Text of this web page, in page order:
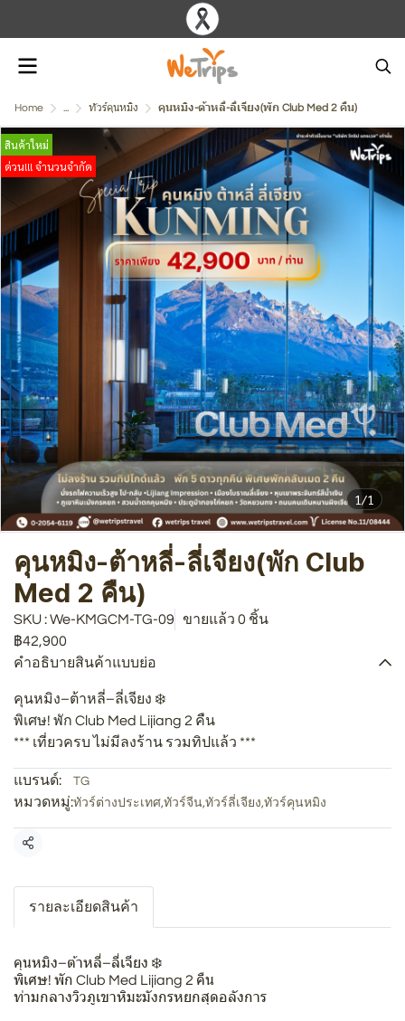
Home ... ทัวร์คุนหมิง คุนหมิง-ต้าหลี่-ลี่เจียง(พัก Club Med 2 คืน)
1/1
สินค้าใหม่
ด่วน!!! จำนวนจำกัด
คุนหมิง-ต้าหลี่-ลี่เจียง(พัก Club
Med 2 คืน)
SKU : We-KMGCM-TG-09
ขายแล้ว 0 ชิ้น
฿42,900
คำอธิบายสินค้าแบบย่อ
คุนหมิง–ต้าหลี่–ลี่เจียง ❄️️
พิเศษ! พัก Club Med Lijiang 2 คืน
*** เที่ยวครบ ไม่มีลงร้าน รวมทิปแล้ว ***
แบรนด์: TG
หมวดหมู่:ทัวร์ต่างประเทศ,ทัวร์จีน,ทัวร์ลี่เจียง,ทัวร์คุนหมิง
แชร์
รายละเอียดสินค้า
คุนหมิง–ต้าหลี่–ลี่เจียง ❄️️
พิเศษ! พัก Club Med Lijiang 2 คืน
ท่ามกลางวิวภูเขาหิมะมังกรหยกสุดอลังการ